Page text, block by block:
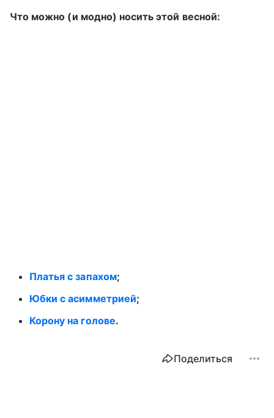
Что можно (и модно) носить этой весной:
Платья с запахом;
Юбки с асимметрией;
Корону на голове.
Поделиться